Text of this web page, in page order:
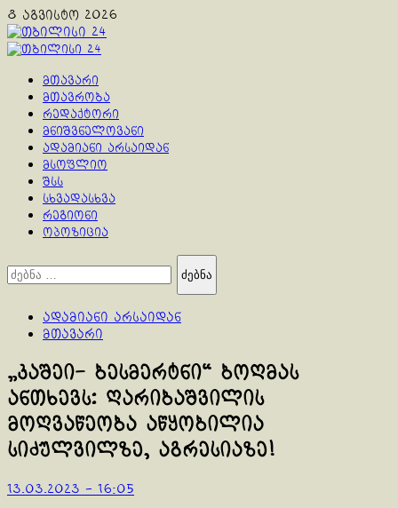
Skip
to
content
8 აგვისტო 2026
Primary
მთავარი
მთავრობა
რედაქტორი
მნიშვნელოვანი
ადამიანი არსაიდან
მსოფლიო
შსს
სხვადასხვა
რეგიონი
ოპოზიცია
ძებნა:
ადამიანი არსაიდან
მთავარი
„კაშეი- ბესმერტნი“ ბოღმას
ანთხევს: ღარიბაშვილის
მოღვაწეობა აწყობილია
სიძულვილზე, აგრესიაზე!
13.03.2023 - 16:05